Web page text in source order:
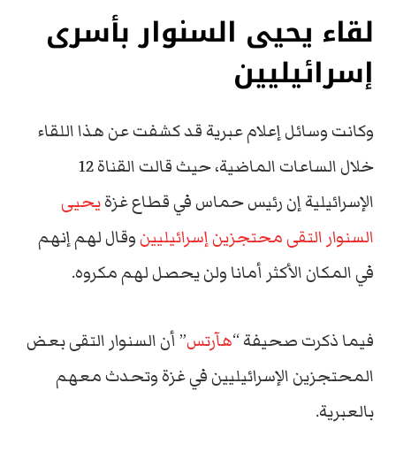
لقاء يحيى السنوار بأسرى
إسرائيليين
وكانت وسائل إعلام عبرية قد كشفت عن هذا اللقاء
خلال الساعات الماضية، حيث قالت القناة 12
الإسرائيلية إن رئيس حماس في قطاع غزةيحيى
السنوار التقى محتجزين إسرائيليينوقال لهم إنهم
في المكان الأكثر أمانا ولن يحصل لهم مكروه.
فيما ذكرت صحيفة “هآرتس” أن السنوار التقى بعض
المحتجزين الإسرائيليين في غزة وتحدث معهم
بالعبرية.